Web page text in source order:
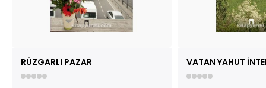
RÜZGARLI PAZAR VATAN YAHUT